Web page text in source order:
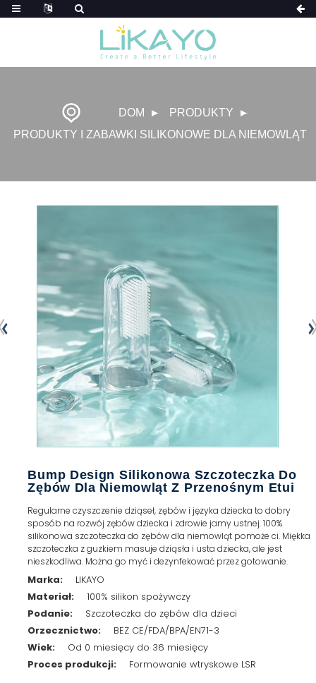
DOM
PRODUKTY
PRODUKTY I ZABAWKI SILIKONOWE DLA NIEMOWLĄT
Bump Design Silikonowa Szczoteczka Do
Zębów Dla Niemowląt Z Przenośnym Etui
Regularne czyszczenie dziąseł, zębów i języka dziecka to dobry
sposób na rozwój zębów dziecka i zdrowie jamy ustnej. 100%
silikonowa szczoteczka do zębów dla niemowląt pomoże ci. Miękka
szczoteczka z guzkiem masuje dziąsła i usta dziecka, ale jest
nieszkodliwa. Można go myć i dezynfekować przez gotowanie.
Marka:
LIKAYO
Materiał:
100% silikon spożywczy
Podanie:
Szczoteczka do zębów dla dzieci
Orzecznictwo:
BEZ CE/FDA/BPA/EN71-3
Wiek:
Od 0 miesięcy do 36 miesięcy
Proces produkcji:
Formowanie wtryskowe LSR